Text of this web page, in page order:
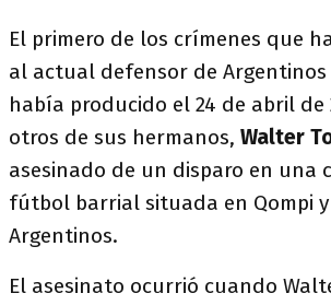
El primero de los crímenes que
al actual defensor de Argentinos
había producido el 24 de abril de
otros de sus hermanos, Walter
asesinado de un disparo en una
fútbol barrial situada en Qompi y
Argentinos.
El asesinato ocurrió cuando